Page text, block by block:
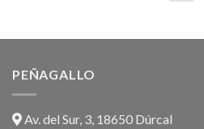
PEÑAGALLO
Av. del Sur, 3, 18650 Dúrcal